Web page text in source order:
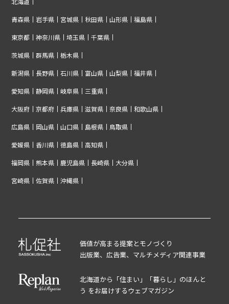
青森県 岩手県 宮城県 秋田県 山形県 福島県
東京都 神奈川県 埼玉県 千葉県
茨城県 群馬県 栃木県
新潟県 長野県 石川県 富山県 山梨県 福井県
愛知県 静岡県 岐阜県 三重県
大阪府 京都府 兵庫県 滋賀県 奈良県 和歌山県
広島県 岡山県 山口県 島根県 鳥取県
愛媛県 香川県 徳島県 高知県
福岡県 熊本県 鹿児島県 長崎県 大分県
宮崎県 佐賀県 沖縄県
価値が高まる提案とモノづくり
出版業、広告業、マルチメディア関連事業
北海道から「住まい」「暮らし」のほんと
う をお届けするウェブマガジン